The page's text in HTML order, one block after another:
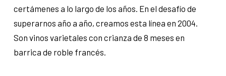
certámenes a lo largo de los años. En el desafío de
superarnos año a año, creamos esta línea en 2004.
Son vinos varietales con crianza de 8 meses en
barrica de roble francés.